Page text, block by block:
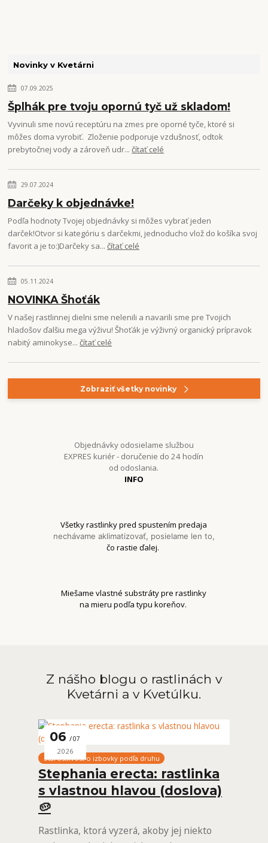
Novinky v Kvetárni
07.09.2025
Šplhák pre tvoju opornú tyč už skladom!
Vyvinuli sme novú receptúru na zmes pre oporné tyče, ktoré si
môžes doma vyrobiť. Zloženie podporuje vzdušnosť, odtok
prebytočnej vody a zároveň udr...čítať celé
29.07.2024
Darčeky k objednávke!
Podľa hodnoty Tvojej objednávky si môžes vybrať jeden
darček!Otvor si kategóriu s darčekmi, jednoducho vlož do košíka svoj
favorit a je to:)Darčeky sa...čítať celé
05.11.2024
NOVINKA Šhoťák
V našej rastlinnej dielni sme nelenili a navarili sme pre Tvojich
hladošov ďalšiu mega výživu! Šhoťák je výživný organický prípravok
nabitý aminokyse...čítať celé
Zobraziť všetky novinky
Objednávky odosielame službou
EXPRES kuriér - doručenie do 24 hodín
od odoslania.
INFO
Všetky rastlinky pred spustením predaja
nechávame aklimatizovať, posielame len to,
čo rastie ďalej.
Miešame vlastné substráty pre rastlinky
na mieru podľa typu koreňov.
Z nášho blogu o rastlinách v
Kvetárni a v Kvetúlku.
06 07
2026
Starostlivosť o izbovky podľa druhu
Stephania erecta: rastlinka
s vlastnou hlavou (doslova)
🥔
Rastlinka, ktorá vyzerá, akoby jej niekto